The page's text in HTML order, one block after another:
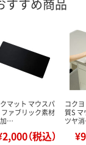
すすめ商品
マット マウスパ
ファブリック素材
…
（税込）
コク
質S マ
ツヤ